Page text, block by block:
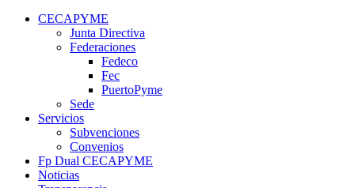
CECAPYME
Junta Directiva
Federaciones
Fedeco
Fec
PuertoPyme
Sede
Servicios
Subvenciones
Convenios
Fp Dual CECAPYME
Noticias